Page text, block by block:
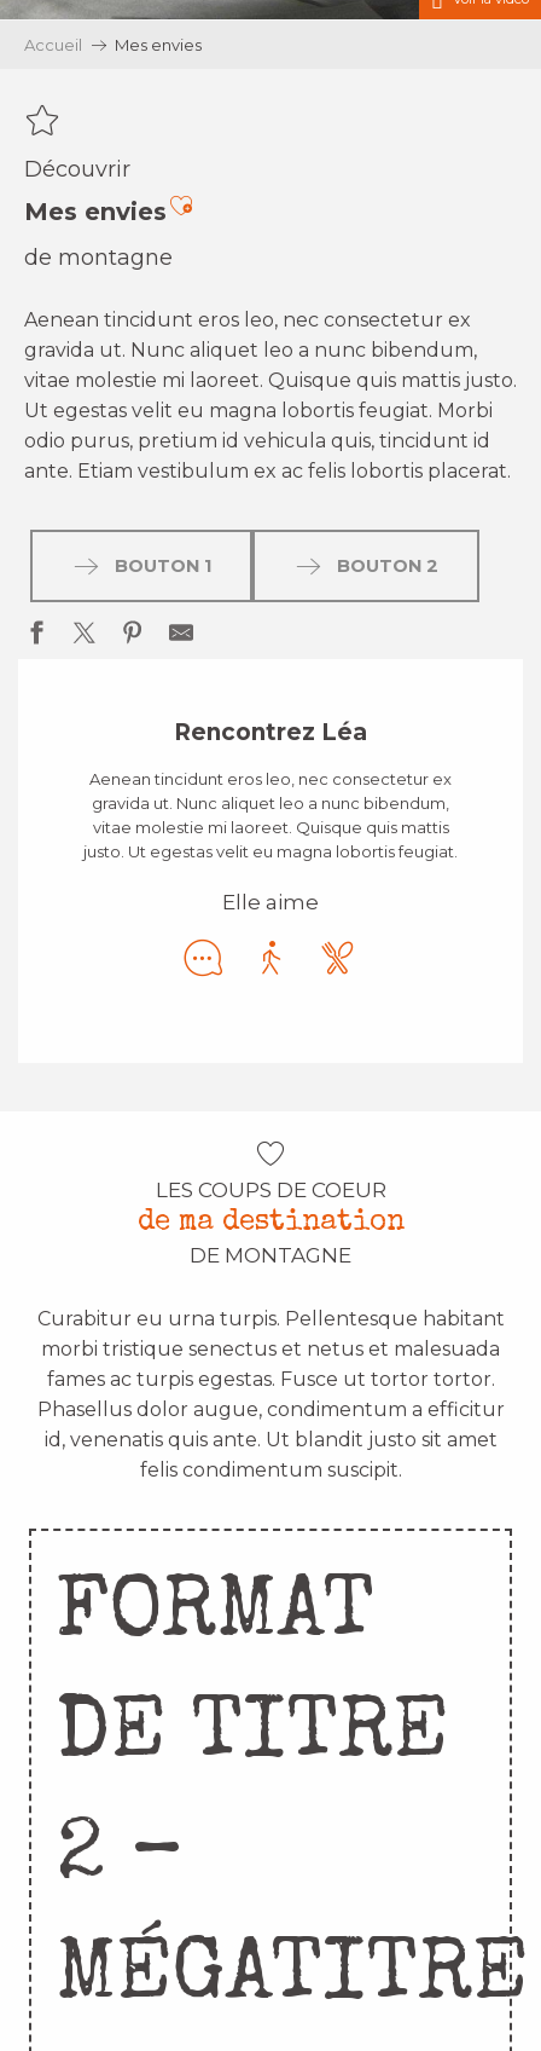
Accueil Mes envies
Découvrir
Mes enviesAjouter aux favoris
de montagne
Aenean tincidunt eros leo, nec consectetur ex
gravida ut. Nunc aliquet leo a nunc bibendum,
vitae molestie mi laoreet. Quisque quis mattis justo.
Ut egestas velit eu magna lobortis feugiat. Morbi
odio purus, pretium id vehicula quis, tincidunt id
ante. Etiam vestibulum ex ac felis lobortis placerat.
BOUTON 1 BOUTON 2
Rencontrez Léa
Aenean tincidunt eros leo, nec consectetur ex
gravida ut. Nunc aliquet leo a nunc bibendum,
vitae molestie mi laoreet. Quisque quis mattis
justo. Ut egestas velit eu magna lobortis feugiat.
Elle aime
LES COUPS DE COEUR
de ma destination
DE MONTAGNE
Curabitur eu urna turpis. Pellentesque habitant
morbi tristique senectus et netus et malesuada
fames ac turpis egestas. Fusce ut tortor tortor.
Phasellus dolor augue, condimentum a efficitur
id, venenatis quis ante. Ut blandit justo sit amet
felis condimentum suscipit.
FORMAT
DE TITRE
2 –
MÉGATITRE